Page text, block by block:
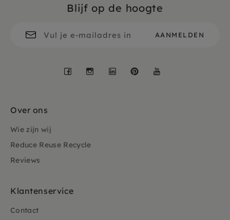
Blijf op de hoogte
Facebook
Instagram
LinkedInPinterest
Over ons
Wie zijn wij
Reduce Reuse Recycle
Reviews
Klantenservice
Contact